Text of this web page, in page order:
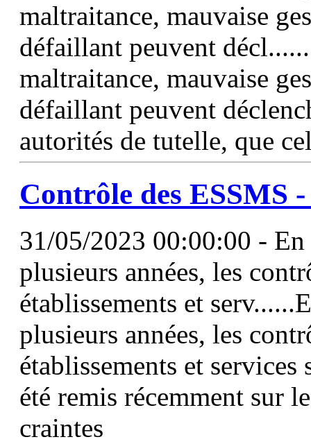
maltraitance, mauvaise
défaillant peuvent
maltraitance, mauvaise
défaillant peuvent
autorités de tutelle, que
Contrôle des ESSMS
31/05/2023 00:00:00 - En
plusieurs années, les
établissements et
plusieurs années, les
établissements et
été remis récemment sur
craintes